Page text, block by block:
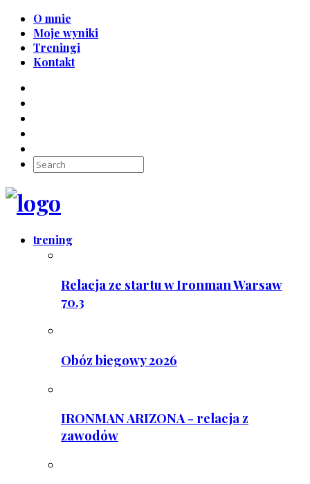
O mnie
Moje wyniki
Treningi
Kontakt
trening
Relacja ze startu w Ironman Warsaw
70.3
Obóz biegowy 2026
IRONMAN ARIZONA - relacja z
zawodów